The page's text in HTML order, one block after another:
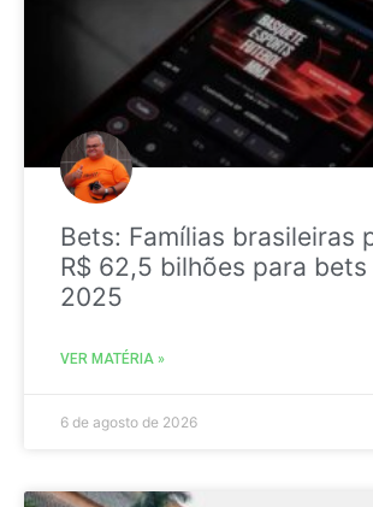
Bets: Famílias brasileiras
R$ 62,5 bilhões para bets
2025
VER MATÉRIA »
6 de agosto de 2026